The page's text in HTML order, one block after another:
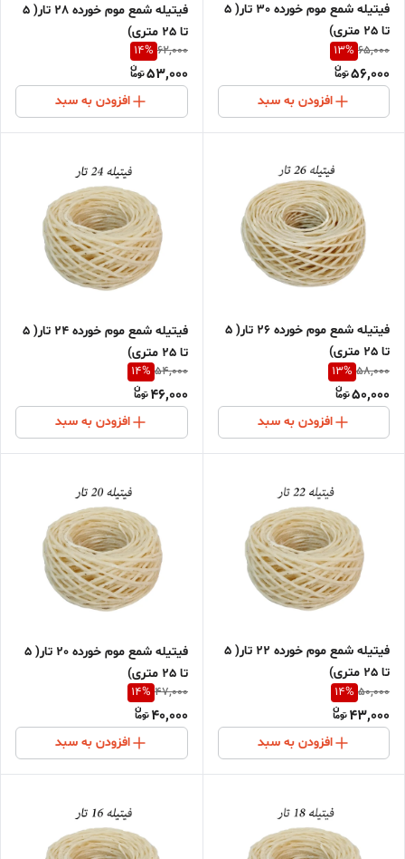
فیتیله شمع موم خورده 30 تار( 5
تا 25 متری)
65,000
13%
56,000
افزودن به سبد
فیتیله شمع موم خورده 28 تار( 5
تا 25 متری)
62,000
14%
53,000
افزودن به سبد
فیتیله شمع موم خورده 26 تار( 5
تا 25 متری)
58,000
13%
50,000
افزودن به سبد
فیتیله شمع موم خورده 24 تار( 5
تا 25 متری)
54,000
14%
46,000
افزودن به سبد
فیتیله شمع موم خورده 22 تار( 5
تا 25 متری)
50,000
14%
43,000
افزودن به سبد
فیتیله شمع موم خورده 20 تار( 5
تا 25 متری)
47,000
14%
40,000
افزودن به سبد